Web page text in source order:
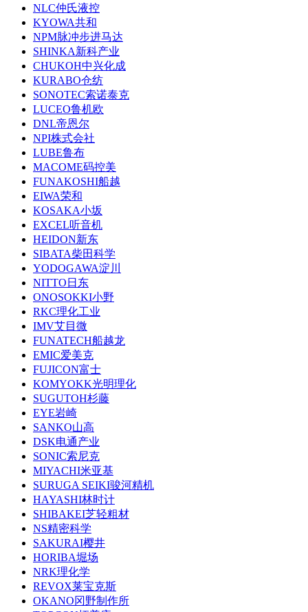
NLC仲氏液控
KYOWA共和
NPM脉冲步进马达
SHINKA新科产业
CHUKOH中兴化成
KURABO仓纺
SONOTEC索诺泰克
LUCEO鲁机欧
DNL帝恩尔
NPI株式会社
LUBE鲁布
MACOME码控美
FUNAKOSHI船越
EIWA荣和
KOSAKA小坂
EXCEL听音机
HEIDON新东
SIBATA柴田科学
YODOGAWA淀川
NITTO日东
ONOSOKKI小野
RKC理化工业
IMV艾目微
FUNATECH船越龙
EMIC爱美克
FUJICON富士
KOMYOKK光明理化
SUGUTOH杉藤
EYE岩崎
SANKO山高
DSK电通产业
SONIC索尼克
MIYACHI米亚基
SURUGA SEIKI骏河精机
HAYASHI林时计
SHIBAKEI芝轻粗材
NS精密科学
SAKURAI樱井
HORIBA堀场
NRK理化学
REVOX莱宝克斯
OKANO冈野制作所